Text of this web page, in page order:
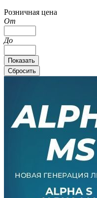
Розничная цена
От
До